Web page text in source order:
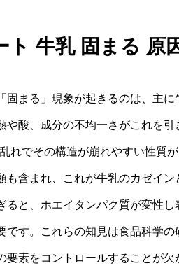
ト 牛乳 固まる 原
固まる」現象が起きるのは、主
や酸、成分の不均一さがこれを
れでその構造が崩れやすい性質
も含まれ、これが牛乳のカゼイ
と、ホエイタンパク質が変性し
です。これらの知見は食品科学
素をコントロールすることが欠